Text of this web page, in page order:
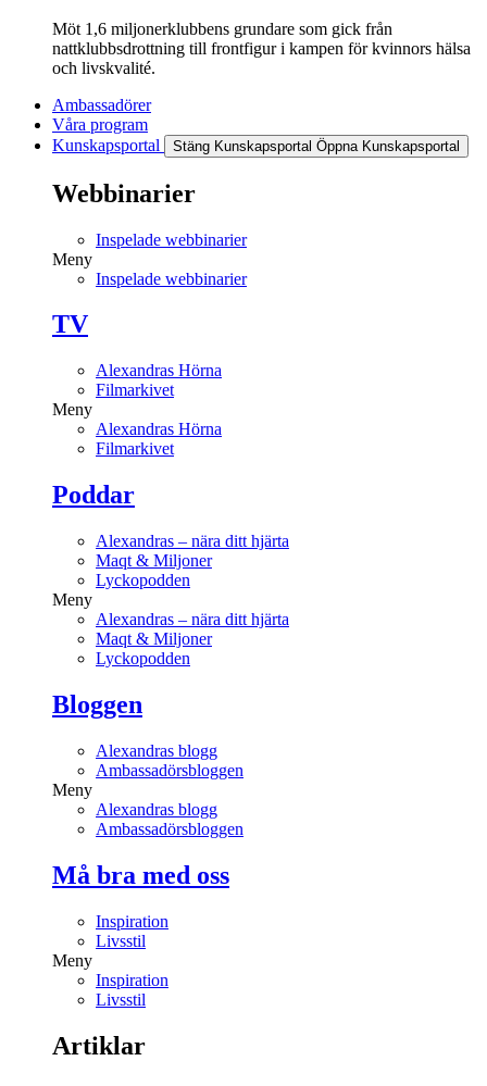
Möt 1,6 miljonerklubbens grundare som gick från
nattklubbsdrottning till frontfigur i kampen för kvinnors hälsa
och livskvalité.
Ambassadörer
Våra program
Kunskapsportal
Stäng Kunskapsportal Öppna Kunskapsportal
Webbinarier
Inspelade webbinarier
Meny
Inspelade webbinarier
TV
Alexandras Hörna
Filmarkivet
Meny
Alexandras Hörna
Filmarkivet
Poddar
Alexandras – nära ditt hjärta
Maqt & Miljoner
Lyckopodden
Meny
Alexandras – nära ditt hjärta
Maqt & Miljoner
Lyckopodden
Bloggen
Alexandras blogg
Ambassadörsbloggen
Meny
Alexandras blogg
Ambassadörsbloggen
Må bra med oss
Inspiration
Livsstil
Meny
Inspiration
Livsstil
Artiklar